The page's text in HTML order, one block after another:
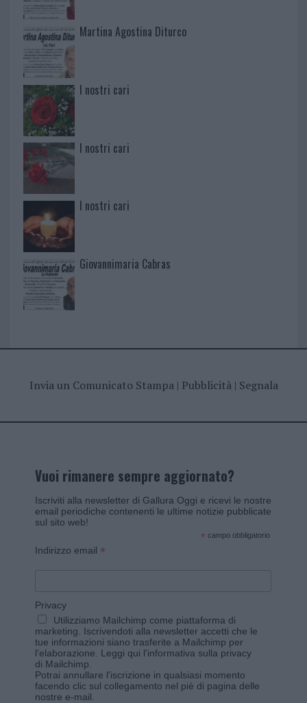
Martina Agostina Diturco
I nostri cari
I nostri cari
I nostri cari
Giovannimaria Cabras
Invia un Comunicato Stampa| Pubblicità| Segnala
Vuoi rimanere sempre aggiornato?
Iscriviti alla newsletter di Gallura Oggi e ricevi le nostre
email periodiche contenenti le ultime notizie pubblicate
sul sito web!
* campo obbligatorio
Indirizzo email *
Privacy
Utilizziamo Mailchimp come piattaforma di
marketing. Iscrivendoti alla newsletter accetti che le
tue informazioni siano trasferite a Mailchimp per
l'elaborazione. Leggi qui l'informativa sulla privacy
di Mailchimp
Potrai annullare l'iscrizione in qualsiasi momento
facendo clic sul collegamento nel piè di pagina delle
nostre e-mail.